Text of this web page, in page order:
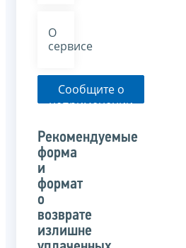
О
сервисе
Сообщите о
неприменении
органом
указанного
Рекомендуемые
форма
и
формат
о
возврате
излишне